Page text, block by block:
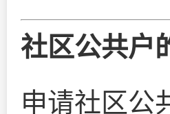
社区公共户
申请社区公